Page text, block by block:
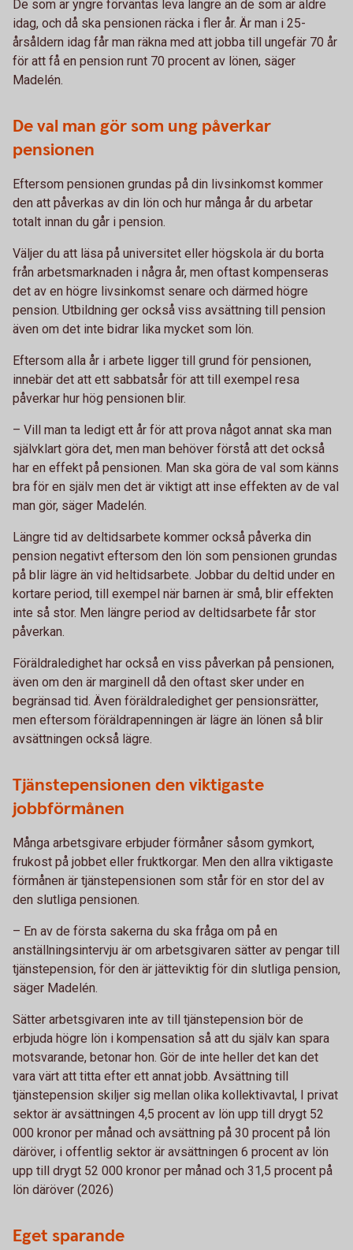
De som är yngre förväntas leva längre än de som är äldre
idag, och då ska pensionen räcka i fler år. Är man i 25-
årsåldern idag får man räkna med att jobba till ungefär 70 år
för att få en pension runt 70 procent av lönen, säger
Madelén.
De val man gör som ung påverkar
pensionen
Eftersom pensionen grundas på din livsinkomst kommer
den att påverkas av din lön och hur många år du arbetar
totalt innan du går i pension.
Väljer du att läsa på universitet eller högskola är du borta
från arbetsmarknaden i några år, men oftast kompenseras
det av en högre livsinkomst senare och därmed högre
pension. Utbildning ger också viss avsättning till pension
även om det inte bidrar lika mycket som lön.
Eftersom alla år i arbete ligger till grund för pensionen,
innebär det att ett sabbatsår för att till exempel resa
påverkar hur hög pensionen blir.
– Vill man ta ledigt ett år för att prova något annat ska man
självklart göra det, men man behöver förstå att det också
har en effekt på pensionen. Man ska göra de val som känns
bra för en själv men det är viktigt att inse effekten av de val
man gör, säger Madelén.
Längre tid av deltidsarbete kommer också påverka din
pension negativt eftersom den lön som pensionen grundas
på blir lägre än vid heltidsarbete. Jobbar du deltid under en
kortare period, till exempel när barnen är små, blir effekten
inte så stor. Men längre period av deltidsarbete får stor
påverkan.
Föräldraledighet har också en viss påverkan på pensionen,
även om den är marginell då den oftast sker under en
begränsad tid. Även föräldraledighet ger pensionsrätter,
men eftersom föräldrapenningen är lägre än lönen så blir
avsättningen också lägre.
Tjänstepensionen den viktigaste
jobbförmånen
Många arbetsgivare erbjuder förmåner såsom gymkort,
frukost på jobbet eller fruktkorgar. Men den allra viktigaste
förmånen är tjänstepensionen som står för en stor del av
den slutliga pensionen.
– En av de första sakerna du ska fråga om på en
anställningsintervju är om arbetsgivaren sätter av pengar till
tjänstepension, för den är jätteviktig för din slutliga pension,
säger Madelén.
Sätter arbetsgivaren inte av till tjänstepension bör de
erbjuda högre lön i kompensation så att du själv kan spara
motsvarande, betonar hon. Gör de inte heller det kan det
vara värt att titta efter ett annat jobb. Avsättning till
tjänstepension skiljer sig mellan olika kollektivavtal, I privat
sektor är avsättningen 4,5 procent av lön upp till drygt 52
000 kronor per månad och avsättning på 30 procent på lön
däröver, i offentlig sektor är avsättningen 6 procent av lön
upp till drygt 52 000 kronor per månad och 31,5 procent på
lön däröver (2026)
Eget sparande